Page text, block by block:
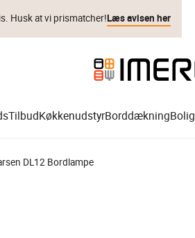
Husk at vi prismatcher!Læs avisen her
TilbudKøkkenudstyrBorddækningBolig
DL12 Bordlampe